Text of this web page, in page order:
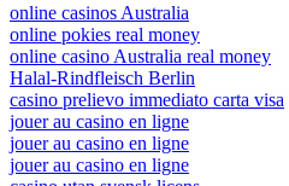
online casinos Australia
online pokies real money
online casino Australia real money
Halal-Rindfleisch Berlin
casino prelievo immediato carta visa
jouer au casino en ligne
jouer au casino en ligne
jouer au casino en ligne